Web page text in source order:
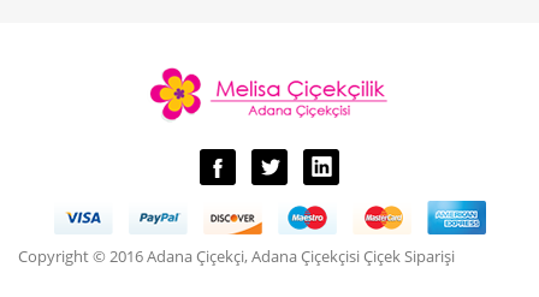
Copyright © 2016 Adana Çiçekçi, Adana Çiçekçisi Çiçek Siparişi